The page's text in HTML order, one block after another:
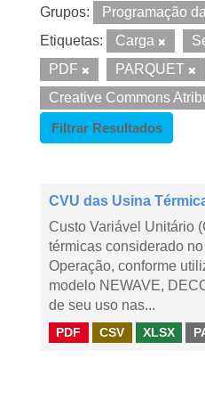
Grupos:
Programação
Etiquetas:
Carga
PDF
PARQUET
Creative Commons
Filtrar Resultados
CVU das Usina
Custo Variável Unitário
térmicas considerado
Operação, conforme
modelo NEWAVE,
de seu uso nas...
PDF CSV XLSX